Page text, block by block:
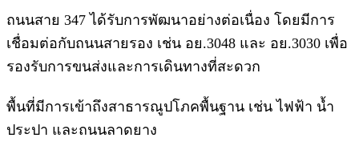
ถนนสาย 347 ได้รับการพัฒนาอย่างต่อเนื่อง โดยมีการ
เชื่อมต่อกับถนนสายรอง เช่น อย.3048 และ อย.3030 เพื่อ
รองรับการขนส่งและการเดินทางที่สะดวก
พื้นที่มีการเข้าถึงสาธารณูปโภคพื้นฐาน เช่น ไฟฟ้า น้ำ
ประปา และถนนลาดยาง